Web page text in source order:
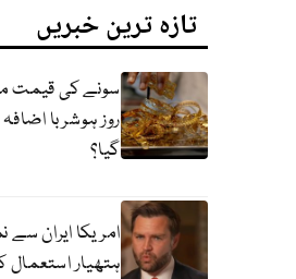
تازہ ترین خبریں
سونے کی
روز ہوشربا
گیا؟
امریکا ایران
ہتھیار